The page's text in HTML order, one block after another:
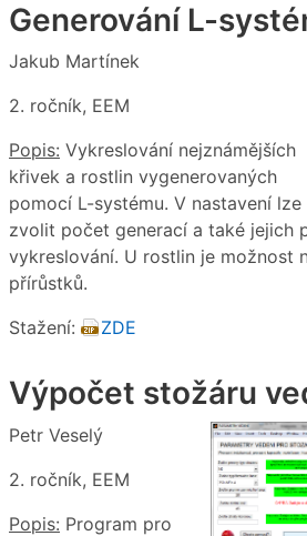
Generování L-
Jakub Martínek
2. ročník, EEM
Popis: Vykreslování nejznámějších
křivek a rostlin vygenerovaných
pomocí L-systému. V nastavení lze
zvolit počet generací a také jejich
vykreslování. U rostlin je možnost
přírůstků.
Stažení:
ZDE
Výpočet stožáru
Petr Veselý
2. ročník, EEM
Popis: Program pro